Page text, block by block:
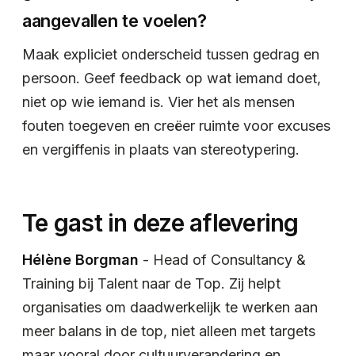
aangevallen te voelen?
Maak expliciet onderscheid tussen gedrag en
persoon. Geef feedback op wat iemand doet,
niet op wie iemand is. Vier het als mensen
fouten toegeven en creëer ruimte voor excuses
en vergiffenis in plaats van stereotypering.
Te gast in deze aflevering
Hélène Borgman - Head of Consultancy &
Training bij Talent naar de Top. Zij helpt
organisaties om daadwerkelijk te werken aan
meer balans in de top, niet alleen met targets